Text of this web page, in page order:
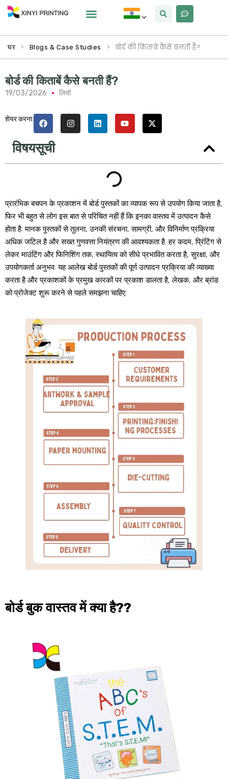
घर > Blogs & Case Studies > बोर्ड की किताबें कैसे बनती हैं?
बोर्ड की किताबें कैसे बनती हैं?
19/03/2026 लियो
शेयर करना:
विषयसूची
प्रारंभिक बचपन के प्रकाशन में बोर्ड पुस्तकों का व्यापक रूप से उपयोग किया जाता है,
फिर भी बहुत से लोग इस बात से परिचित नहीं हैं कि इनका वास्तव में उत्पादन कैसे
होता है. मानक पुस्तकों से तुलना, उनकी संरचना, सामग्री, और विनिर्माण प्रक्रिया
अधिक जटिल है और सख्त गुणवत्ता नियंत्रण की आवश्यकता है. हर कदम, प्रिंटिंग से
लेकर माउंटिंग और फिनिशिंग तक, स्थायित्व को सीधे प्रभावित करता है, सुरक्षा, और
उपयोगकर्ता अनुभव. यह आलेख बोर्ड पुस्तकों की पूर्ण उत्पादन प्रक्रिया की व्याख्या
करता है और प्रकाशकों के प्रमुख कारकों पर प्रकाश डालता है, लेखक, और ब्रांड
को प्रोजेक्ट शुरू करने से पहले समझना चाहिए.
बोर्ड बुक वास्तव में क्या है??